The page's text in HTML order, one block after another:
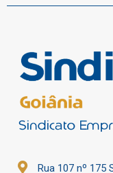
Rua 107 nº 175